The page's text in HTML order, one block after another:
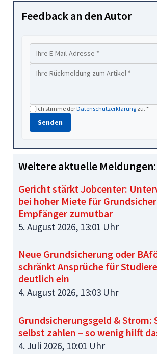
Feedback an den Autor
Ich stimme derDatenschutzerklärung zu. *
Senden
Weitere aktuelle Meldungen:
Gericht stärkt Jobcenter:
bei hoher Miete für
Empfänger zumutbar
5. August 2026, 13:01 Uhr
Neue Grundsicherung oder
schränkt Ansprüche für
deutlich ein
4. August 2026, 13:03 Uhr
Grundsicherungsgeld & Strom:
selbst zahlen – so wenig hilft
4. Juli 2026, 10:01 Uhr